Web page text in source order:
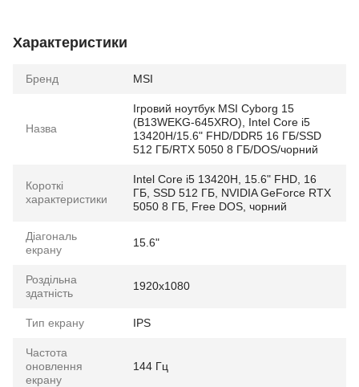
Характеристики
Бренд MSI
Назва
Ігровий ноутбук MSI Cyborg 15
(B13WEKG-645XRO), Intel Core i5
13420H/15.6" FHD/DDR5 16 ГБ/SSD
512 ГБ/RTX 5050 8 ГБ/DOS/чорний
Короткі
характеристики
Intel Core i5 13420H, 15.6" FHD, 16
ГБ, SSD 512 ГБ, NVIDIA GeForce RTX
5050 8 ГБ, Free DOS, чорний
Діагональ
екрану
15.6"
Роздільна
здатність
1920x1080
Тип екрану IPS
Частота
оновлення
екрану
144 Гц